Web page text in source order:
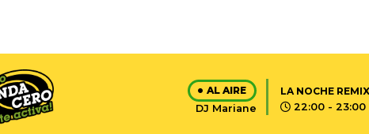
AL AIRE
DJ Mariane
LA NOCHE REMIX
22:00 - 23:00